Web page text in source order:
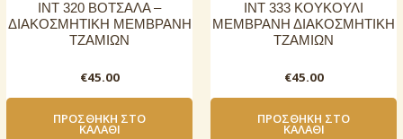
INT 320 ΒΟΤΣΑΛΑ –
ΔΙΑΚΟΣΜΗΤΙΚΗ ΜΕΜΒΡΑΝΗ
ΤΖΑΜΙΩΝ
€45.00
ΠΡΟΣΘΉΚΗ ΣΤΟ
ΚΑΛΆΘΙ
INT 333 ΚΟΥΚΟΥΛΙ
ΜΕΜΒΡΑΝΗ ΔΙΑΚΟΣΜΗΤΙΚΗ
ΤΖΑΜΙΩΝ
€45.00
ΠΡΟΣΘΉΚΗ ΣΤΟ
ΚΑΛΆΘΙ